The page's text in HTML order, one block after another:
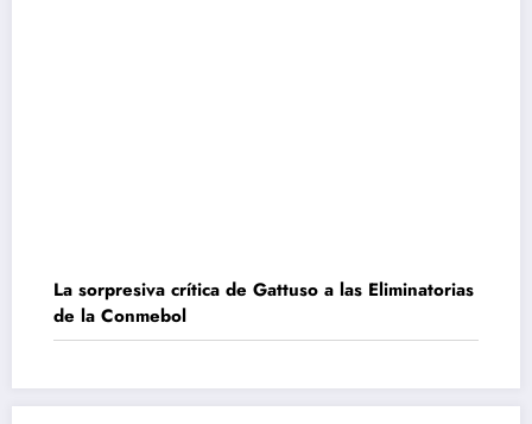
La sorpresiva crítica de Gattuso a las Eliminatorias
de la Conmebol